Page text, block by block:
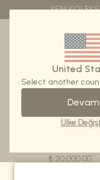
United
Select another
Devam
Ülke
YENİ
Ana Sayfa Takımlar
Filtreler
₺ 20,000.00